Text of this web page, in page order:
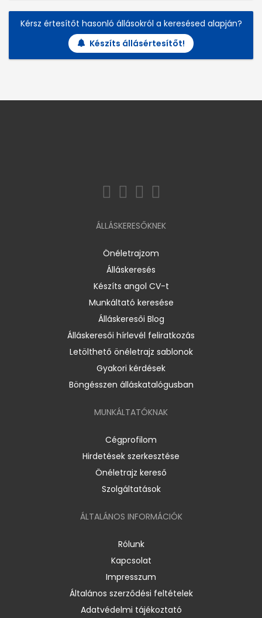
Kérsz értesítőt hasonló állásokról a keresésed alapján?
Készíts állásértesítőt!
ÁLLÁSKERESŐKNEK
Önéletrajzom
Álláskeresés
Készíts angol CV-t
Munkáltató keresése
Álláskeresői Blog
Álláskeresői hírlevél feliratkozás
Letölthető önéletrajz sablonok
Gyakori kérdések
Böngésszen álláskatalógusban
MUNKÁLTATÓKNAK
Cégprofilom
Hirdetések szerkesztése
Önéletrajz kereső
Szolgáltatások
ÁLTALÁNOS INFORMÁCIÓK
Rólunk
Kapcsolat
Impresszum
Általános szerződési feltételek
Adatvédelmi tájékoztató